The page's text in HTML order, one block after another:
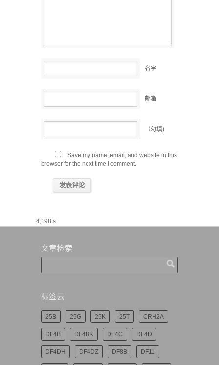
名字
邮箱
（勿填)
Save my name, email, and website in this
browser for the next time I comment.
4,198 s
文章检索
标签云
25B 25G 25K 25T CRH2A
DF4B DF4BK DF4C DF4D
DF4DH DF4DZ DF8B DF11